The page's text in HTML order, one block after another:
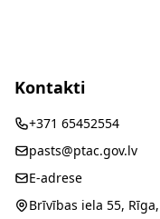
Kontakti
+371 65452554
pasts@ptac.gov.lv
E-adrese
Brīvības iela 55,